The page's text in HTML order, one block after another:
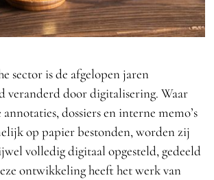
sector is de afgelopen jaren
veranderd door digitalisering. Waar
dossiers en interne memo’s
op papier bestonden, worden zij
volledig digitaal opgesteld, gedeeld
ontwikkeling heeft het werk van